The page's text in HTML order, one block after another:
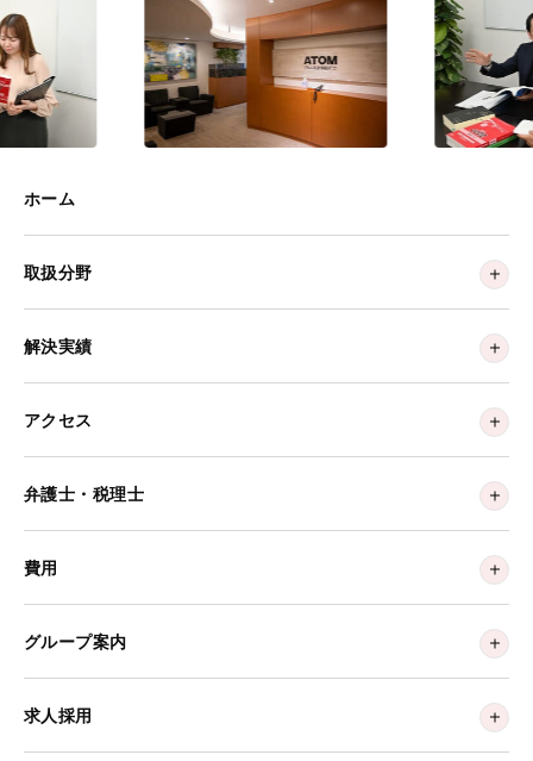
ホーム
取扱分野
解決実績
アクセス
弁護士・税理士
費用
グループ案内
求人採用